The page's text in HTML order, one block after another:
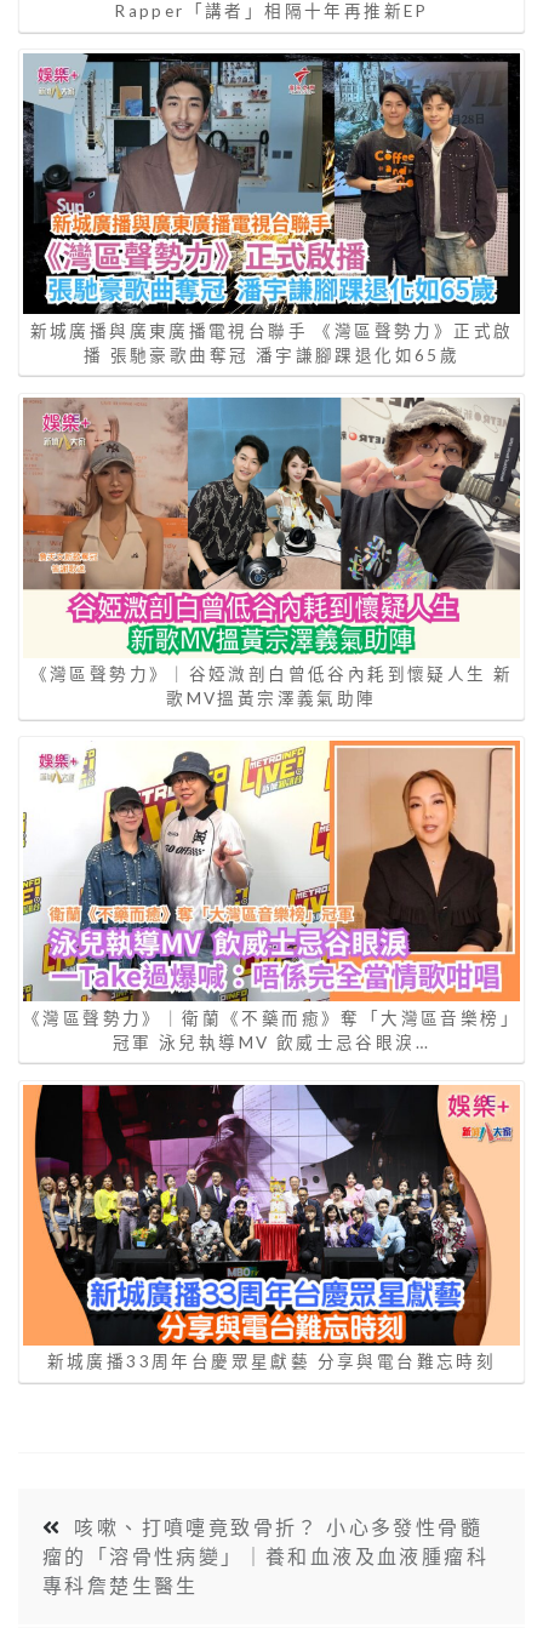
Rapper「講者」相隔十年再推新EP
新城廣播與廣東廣播電視台聯手 《灣區聲勢力》正式啟
播 張馳豪歌曲奪冠 潘宇謙腳踝退化如65歲
《灣區聲勢力》｜谷婭溦剖白曾低谷內耗到懷疑人生 新
歌MV搵黃宗澤義氣助陣
《灣區聲勢力》｜衛蘭《不藥而癒》奪「大灣區音樂榜」
冠軍 泳兒執導MV 飲威士忌谷眼淚…
新城廣播33周年台慶眾星獻藝 分享與電台難忘時刻
咳嗽、打噴嚏竟致骨折？ 小心多發性骨髓
瘤的「溶骨性病變」｜養和血液及血液腫瘤科
專科詹楚生醫生